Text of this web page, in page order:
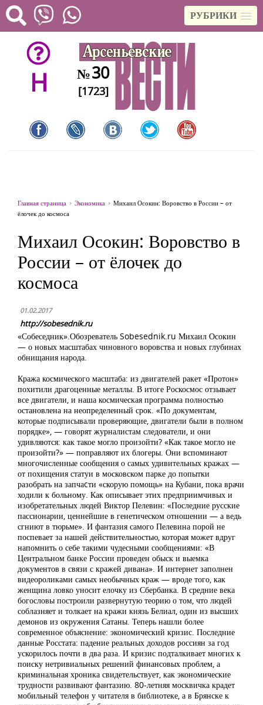
РУБРИКИ
H №30
[1723]
Главная страница Экономика
Михаил Осокин: Воровство в России – от
ёлочек до космоса
Михаил Осокин: Воровство в
России – от ёлочек до
космоса
01.02.2017
http://sobesednik.ru
«Собеседник».Обозреватель Sobesednik.ru Михаил Осокин
— о новых масштабах чиновного воровства и новых глубинах
обнищания народа.
Кража космического масштаба: из двигателей ракет «Протон»
похитили драгоценные металлы. В итоге Роскосмос отзывает
все двигатели, и наша космическая программа полностью
остановлена на неопределенный срок. «По документам,
которые подписывали проверяющие, двигатели были в полном
порядке», — говорят журналистам следователи, и они
удивляются: как такое могло произойти? «Как такое могло не
произойти?» — поправляют их блогеры. Они вспоминают
многочисленные сообщения о самых удивительных кражах —
от похищения статуи в московском парке до попытки
разобрать на запчаcти «скорую помощь» на Кубани, пока врачи
ходили к больному. Как описывает этих предприимчивых и
изобретательных людей Виктор Пелевин: «Последние русские
пассионарии, ценнейшие в генетическом отношении — а ведь
сгниют в тюрьме». И фантазия самого Пелевина порой не
поспевает за нашей действительностью, которая может вдруг
напомнить о себе такими чудесными сообщениями: «В
Центральном банке России проведен обыск и выемка
документов в связи с кражей дивана». И интернет заполнен
видеороликами самых необычных краж — вроде того, как
женщина ловко уносит елочку из Сбербанка. В средние века
богословы построили развернутую теорию о том, что людей
соблазняет и толкает на кражи князь Белиал, один из высших
демонов из окружения Сатаны. Теперь нашли более
современное объяснение: экономический кризис. Последние
данные Росстата: падение реальных доходов россиян за год
ускорилось почти в два раза. И кризис подталкивает многих к
поиску нетривиальных решений финансовых проблем, а
криминальная хроника свидетельствует, как экономические
трудности развивают фантазию. 80-летняя москвичка крадет
мобильный телефон у читателя в библиотеке, а в Брянске к